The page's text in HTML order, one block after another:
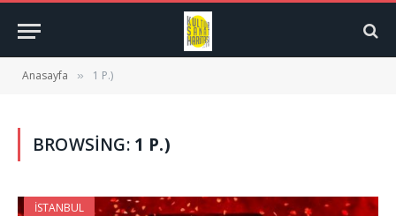
Anasayfa » 1 P.)
BROWSING: 1 P.)
İSTANBUL